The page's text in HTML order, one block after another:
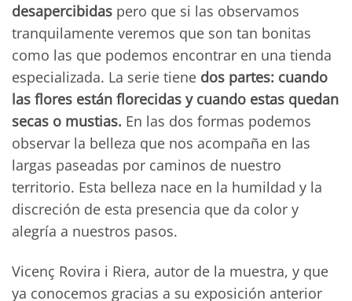
desapercibidas pero que si las observamos
tranquilamente veremos que son tan bonitas
como las que podemos encontrar en una tienda
especializada. La serie tiene dos partes: cuando
las flores están florecidas y cuando estas quedan
secas o mustias. En las dos formas podemos
observar la belleza que nos acompaña en las
largas paseadas por caminos de nuestro
territorio. Esta belleza nace en la humildad y la
discreción de esta presencia que da color y
alegría a nuestros pasos.
Vicenç Rovira i Riera, autor de la muestra, y que
ya conocemos gracias a su exposición anterior